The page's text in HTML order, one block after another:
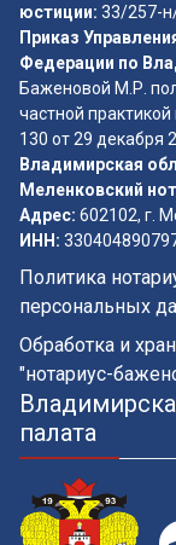
юстиции: 33/257-
Приказ
Федерации по
Баженовой М.Р.
частной
130 от 29 декабря
Владимирская
Меленковский
Адрес: 602102, г.
ИНН:
Политика
персональных
Обработка и
"нотариус-
палата